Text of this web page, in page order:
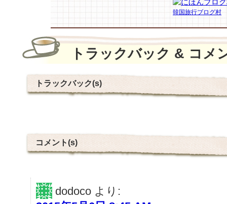
韓国旅行ブログ村
トラックバック & コメ
トラックバック(s)
コメント(s)
dodoco より: